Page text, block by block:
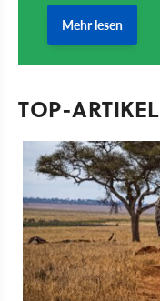
TOP-ARTIKEL